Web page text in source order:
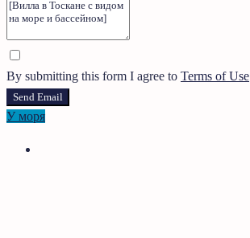
By submitting this form I agree to Terms of Use
Send Email
У моря